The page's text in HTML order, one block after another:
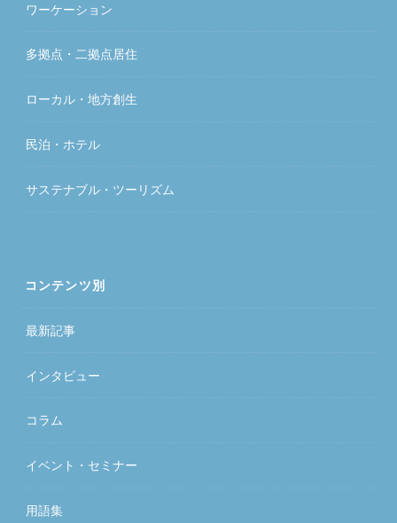
ワーケーション
多拠点・二拠点居住
ローカル・地方創生
民泊・ホテル
サステナブル・ツーリズム
コンテンツ別
最新記事
インタビュー
コラム
イベント・セミナー
用語集